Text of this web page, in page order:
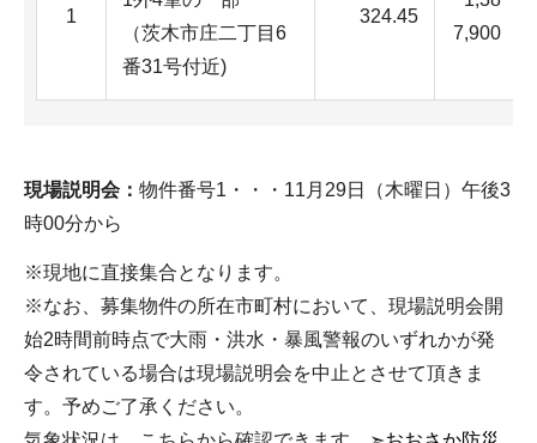
1
（茨木市庄二丁目6
番31号付近)
324.45
7,900
現場説明会： 物件番号1・・・11月29日（木曜日）午後3
時00分から
※現地に直接集合となります。
※なお、募集物件の所在市町村において、現場説明会開
始2時間前時点で大雨・洪水・暴風警報のいずれかが発
令されている場合は現場説明会を中止とさせて頂きま
す。予めご了承ください。